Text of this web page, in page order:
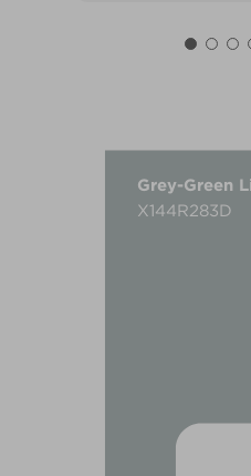
Grey-Green
X144R283D